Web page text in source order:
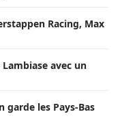
Racing, Max
avec un
garde les Pays-Bas